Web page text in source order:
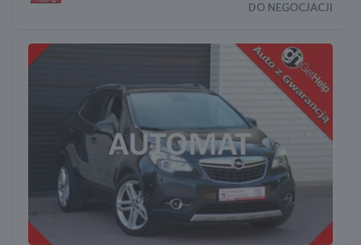
DO NEGOCJACJI